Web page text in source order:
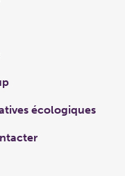
écologiques